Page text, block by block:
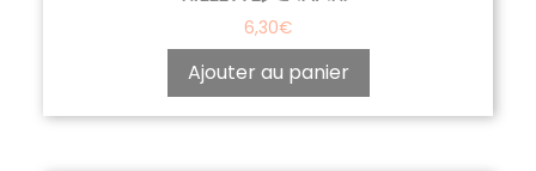
6,30€
Ajouter au panier